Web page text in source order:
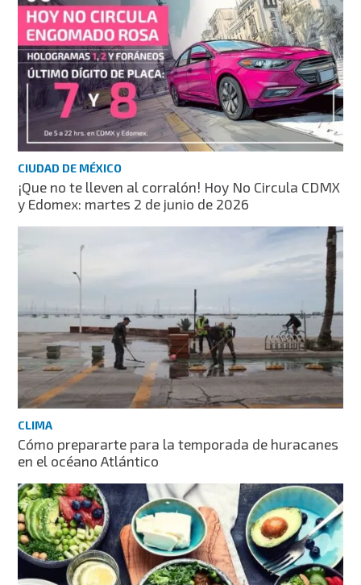
CIUDAD DE MÉXICO
¡Que no te lleven al corralón! Hoy No Circula CDMX
y Edomex: martes 2 de junio de 2026
CLIMA
Cómo prepararte para la temporada de huracanes
en el océano Atlántico